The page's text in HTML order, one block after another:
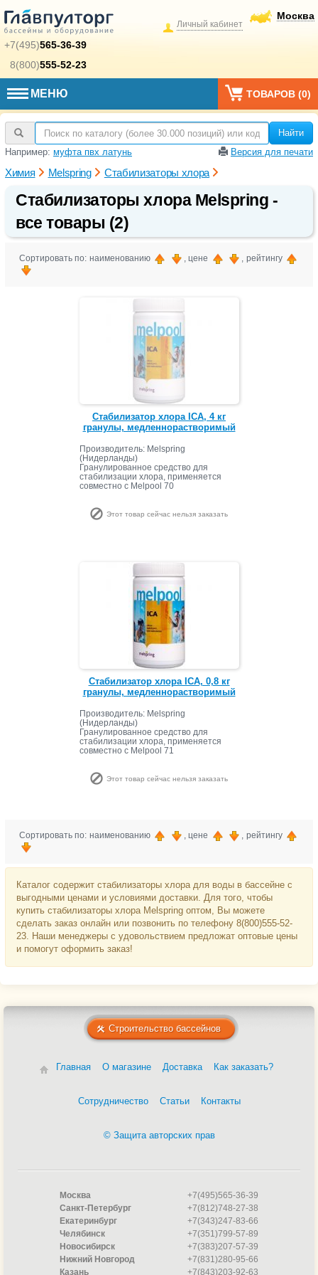
+7(495)565-36-39
8(800)555-52-23
Москва
Личный кабинет
МЕНЮ ТОВАРОВ (0)
Найти
Например: муфта пвх латунь Версия для печати
Химия Melspring Стабилизаторы хлора
Стабилизаторы хлора Melspring -
все товары (2)
Сортировать по: наименованию , цене , рейтингу
Стабилизатор хлора ICA, 4 кг
гранулы, медленнорастворимый
Производитель: Melspring
(Нидерланды)
Гранулированное средство для
стабилизации хлора, применяется
совместно с Melpool 70
Этот товар сейчас нельзя заказать
Стабилизатор хлора ICA, 0,8 кг
гранулы, медленнорастворимый
Производитель: Melspring
(Нидерланды)
Гранулированное средство для
стабилизации хлора, применяется
совместно с Melpool 71
Этот товар сейчас нельзя заказать
Сортировать по: наименованию , цене , рейтингу
Каталог содержит стабилизаторы хлора для воды в бассейне с
выгодными ценами и условиями доставки. Для того, чтобы
купить стабилизаторы хлора Melspring оптом, Вы можете
сделать заказ онлайн или позвонить по телефону 8(800)555-52-
23. Наши менеджеры с удовольствием предложат оптовые цены
и помогут оформить заказ!
Строительство бассейнов
Главная О магазине Доставка Как заказать?
Сотрудничество Статьи Контакты
© Защита авторских прав
Москва
+7(495)565-36-39
Санкт-Петербург
+7(812)748-27-38
Екатеринбург
+7(343)247-83-66
Челябинск
+7(351)799-57-89
Новосибирск
+7(383)207-57-39
Нижний Новгород
+7(831)280-95-66
Казань
+7(843)203-92-63